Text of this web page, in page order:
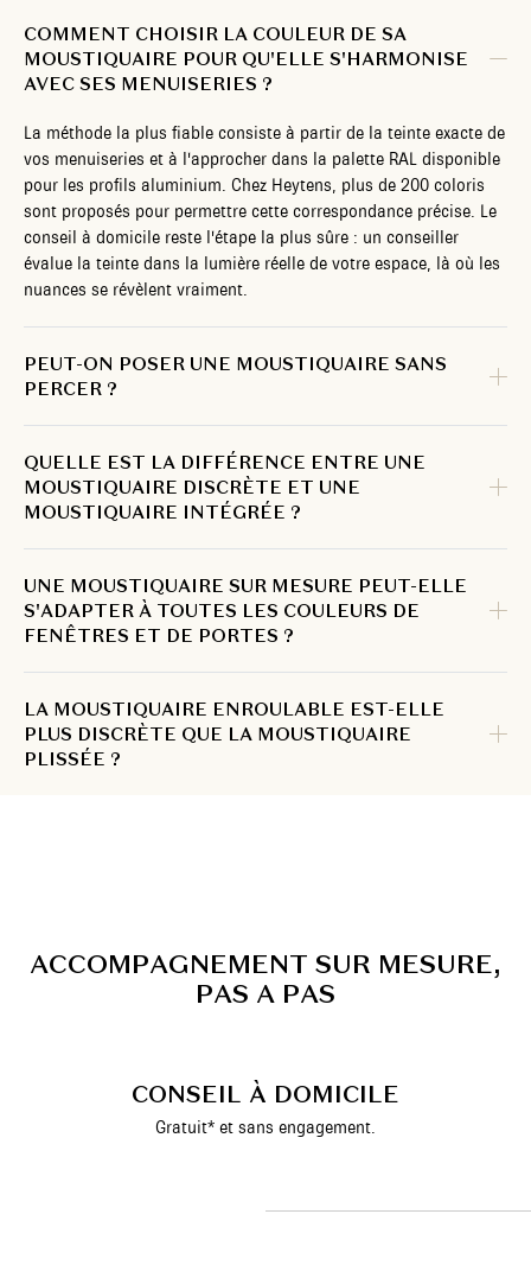
COMMENT CHOISIR LA COULEUR DE SA
MOUSTIQUAIRE POUR QU'ELLE S'HARMONISE
AVEC SES MENUISERIES ?
La méthode la plus fiable consiste à partir de la teinte exacte de
vos menuiseries et à l'approcher dans la palette RAL disponible
pour les profils aluminium. Chez Heytens, plus de 200 coloris
sont proposés pour permettre cette correspondance précise. Le
conseil à domicile reste l'étape la plus sûre : un conseiller
évalue la teinte dans la lumière réelle de votre espace, là où les
nuances se révèlent vraiment.
PEUT-ON POSER UNE MOUSTIQUAIRE SANS
PERCER ?
QUELLE EST LA DIFFÉRENCE ENTRE UNE
MOUSTIQUAIRE DISCRÈTE ET UNE
MOUSTIQUAIRE INTÉGRÉE ?
UNE MOUSTIQUAIRE SUR MESURE PEUT-ELLE
S'ADAPTER À TOUTES LES COULEURS DE
FENÊTRES ET DE PORTES ?
LA MOUSTIQUAIRE ENROULABLE EST-ELLE
PLUS DISCRÈTE QUE LA MOUSTIQUAIRE
PLISSÉE ?
ACCOMPAGNEMENT SUR MESURE,
PAS A PAS
CONSEIL À DOMICILE
Gratuit* et sans engagement.